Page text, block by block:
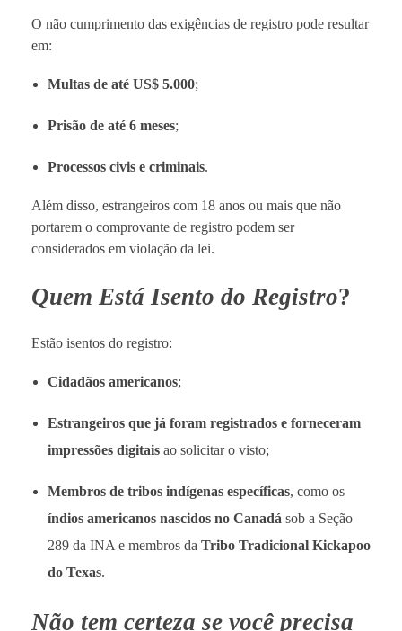
O não cumprimento das exigências de registro pode resultar
em:
Multas de até US$ 5.000;
Prisão de até 6 meses;
Processos civis e criminais.
Além disso, estrangeiros com 18 anos ou mais que não
portarem o comprovante de registro podem ser
considerados em violação da lei.
Quem Está Isento do Registro?
Estão isentos do registro:
Cidadãos americanos;
Estrangeiros que já foram registrados e forneceram
impressões digitaisao solicitar o visto;
Membros de tribos indígenas específicas, como os
índios americanos nascidos no Canadá sob a Seção
289 da INA e membros da Tribo Tradicional Kickapoo
do Texas.
Não tem certeza se você precisa